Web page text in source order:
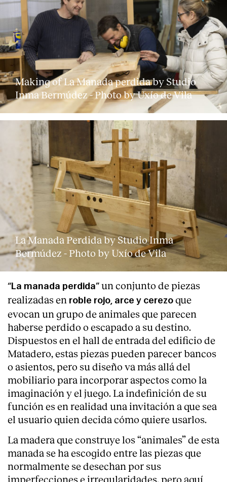
Making of La Manada perdida by Studio
Inma Bermúdez - Photo by Uxío de Vila
La Manada Perdida by Studio Inma
Bermúdez - Photo by Uxío de Vila
“La manada perdida” un conjunto de piezas
realizadas en roble rojo, arce y cerezo que
evocan un grupo de animales que parecen
haberse perdido o escapado a su destino.
Dispuestos en el hall de entrada del edificio de
Matadero, estas piezas pueden parecer bancos
o asientos, pero su diseño va más allá del
mobiliario para incorporar aspectos como la
imaginación y el juego. La indefinición de su
función es en realidad una invitación a que sea
el usuario quien decida cómo quiere usarlos.
La madera que construye los “animales” de esta
manada se ha escogido entre las piezas que
normalmente se desechan por sus
imperfecciones e irregularidades, pero aquí